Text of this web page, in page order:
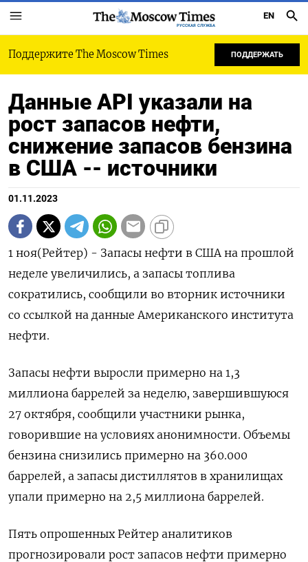
РУССКАЯ СЛУЖБА
EN
Поддержите The Moscow Times ПОДДЕРЖАТЬ
Данные API указали на
рост запасов нефти,
снижение запасов бензина
в США -- источники
01.11.2023
1 ноя(Рейтер) - Запасы нефти в США на прошлой
неделе увеличились, а запасы топлива
сократились, сообщили во вторник источники
со ссылкой на данные Американского института
нефти.
Запасы нефти выросли примерно на 1,3
миллиона баррелей за неделю, завершившуюся
27 октября, сообщили участники рынка,
говорившие на условиях анонимности. Объемы
бензина снизились примерно на 360.000
баррелей, а запасы дистиллятов в хранилищах
упали примерно на 2,5 миллиона баррелей.
Пять опрошенных Рейтер аналитиков
прогнозировали рост запасов нефти примерно